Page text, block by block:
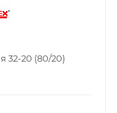
32-20 (80/20)